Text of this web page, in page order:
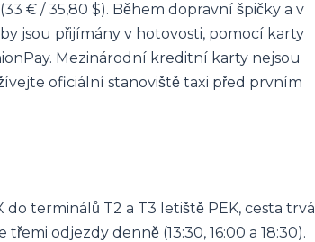
€ / 35,80 $). Během dopravní špičky a v
jsou přijímány v hotovosti, pomocí karty
Mezinárodní kreditní karty nejsou
oficiální stanoviště taxi před prvním
terminálů T2 a T3 letiště PEK, cesta trvá
odjezdy denně (13:30, 16:00 a 18:30).